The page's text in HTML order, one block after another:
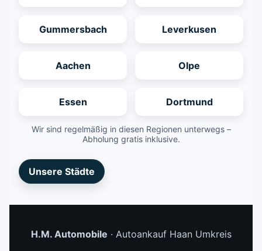
Gummersbach Leverkusen
Aachen Olpe
Essen Dortmund
Wir sind regelmäßig in diesen Regionen unterwegs –
Abholung gratis inklusive.
Unsere Städte
H.M. Automobile · Autoankauf Haan Umkreis